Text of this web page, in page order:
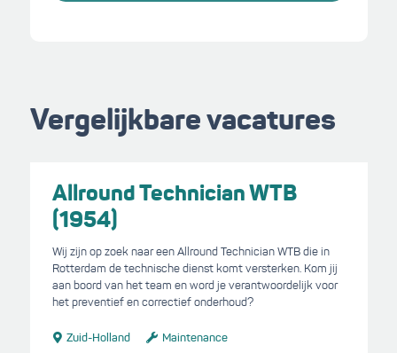
Vergelijkbare vacatures
Allround Technician WTB
(1954)
Wij zijn op zoek naar een Allround Technician WTB die in
Rotterdam de technische dienst komt versterken. Kom jij
aan boord van het team en word je verantwoordelijk voor
het preventief en correctief onderhoud?
Zuid-Holland Maintenance